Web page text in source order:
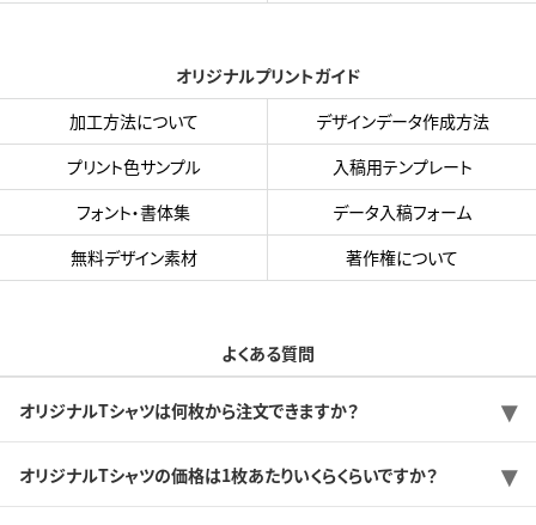
オリジナルプリントガイド
加工方法について
デザインデータ作成方法
プリント色サンプル
入稿用テンプレート
フォント・書体集
データ入稿フォーム
無料デザイン素材
著作権について
よくある質問
オリジナルTシャツは何枚から注文できますか？
オリジナルTシャツの価格は1枚あたりいくらくらいですか？